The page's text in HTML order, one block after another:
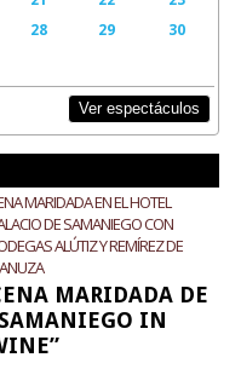
28 29
30
Ver espectáculos
MARIDADA EN EL HOTEL
DE SAMANIEGO CON
ALÚTIZ Y REMÍREZ DE
MARIDADA DE
IN